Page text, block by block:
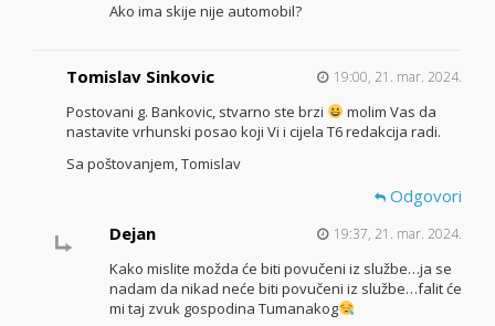
Ako ima skije nije automobil?
Tomislav Sinkovic 19:00, 21. mar. 2024.
Postovani g. Bankovic, stvarno ste brzi
molim Vas da
nastavite vrhunski posao koji Vi i cijela T6 redakcija radi.
Sa poštovanjem, Tomislav
Odgovori
Dejan
19:37, 21. mar. 2024.
Kako mislite možda će biti povučeni iz službe…ja se
nadam da nikad neće biti povučeni iz službe…falit će
mi taj zvuk gospodina Tumanakog